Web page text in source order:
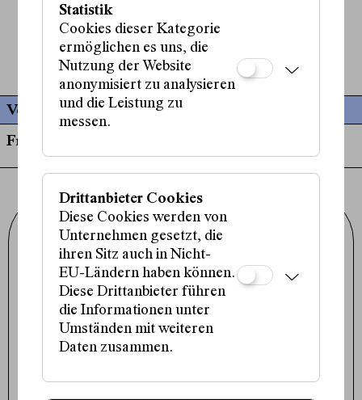
Live-Musik und Komposition:
Özlem Bulut,
Sakina Teyna
Efe Turumtay
Vergangene Termine
Fr, 22. März, 20:00 Uhr
Schauspielhaus Wien GmbH
Porzellangasse 19
1090 Wien
+43 1 317 01 01
office@schauspielhaus.at
Impressum / Datenschutz
Presse / Downloads
Cookie-Einstellungen
Instagram
Statistik
Cookies dieser Kategorie
ermöglichen es uns, die
Nutzung der Website
anonymisiert zu analysieren
und die Leistung zu
messen.
Drittanbieter Cookies
Diese Cookies werden von
Unternehmen gesetzt, die
ihren Sitz auch in Nicht-
EU-Ländern haben können.
Diese Drittanbieter führen
die Informationen unter
Umständen mit weiteren
Daten zusammen.